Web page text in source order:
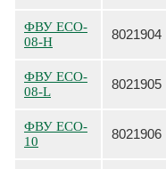
ФВУ ECO-
08-H
8021904
ФВУ ECO-
08-L
8021905
ФВУ ECO-
10
8021906